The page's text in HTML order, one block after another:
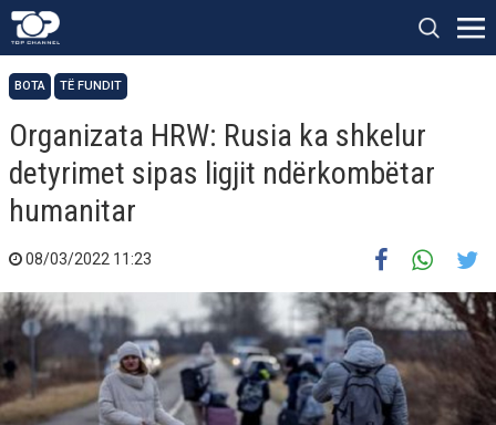
BOTA TË FUNDIT
Organizata HRW: Rusia ka shkelur
detyrimet sipas ligjit ndërkombëtar
humanitar
08/03/2022 11:23